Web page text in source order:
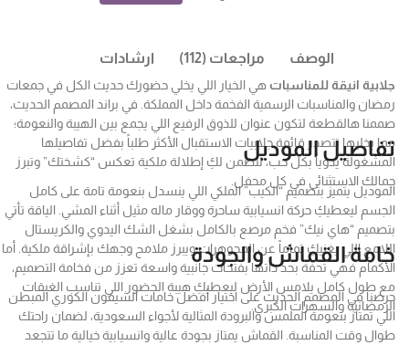
الوصف مراجعات (112) ارشادات
جلابية انيقة للمناسباتهي الخيار اللي يخلي حضورك حديث الكل في جمعات
رمضان والمناسبات الرسمية الفخمة داخل المملكة. في براند المصمم الحديث،
صممنا هالقطعة لتكون عنوان للذوق الرفيع اللي يجمع بين الهيبة والنعومة؛
مما يخليها تتصدر قائمة جلابيات الاستقبال الأكثر طلباً بفضل تفاصيلها
المشغولة يدوياً بكل حب، لتضمن لكِ إطلالة ملكية تعكس “كشختك” وتبرز
جمالك الاستثنائي في كل محفل.
تفاصيل الموديل
الموديل يتميز بتصميم “الكيب” الملكي اللي ينسدل بنعومة تامة على كامل
الجسم ليعطيكِ حركة انسيابية ساحرة ووقار ماله مثيل أثناء المشي. الياقة تأتي
بتصميم “هاي نيك” فخم مرصع بالكامل بشغل الشك اليدوي والكريستال
اللامع اللي يغنيكِ تماماً عن المجوهرات ويبرز ملامح وجهك بإشراقة ملكية. أما
الأكمام فهي تحفة بحد ذاتها بفتحات جانبية واسعة تعزز من فخامة التصميم،
مع طول كامل يلامس الأرض ليعطيكِ هيبة الحضور اللي تناسب الغبقات
الرمضانية والسهرات الكبرى.
خامة القماش والجودة
حرصنا في المصمم الحديث على اختيار أفضل خامات الشيفون الكوري المبطن
اللي تمتاز بنعومة الملمس والبرودة المثالية لأجواء السعودية، لضمان راحتك
طوال وقت المناسبة. القماش يمتاز بجودة عالية وانسيابية خيالية ما تتجعد